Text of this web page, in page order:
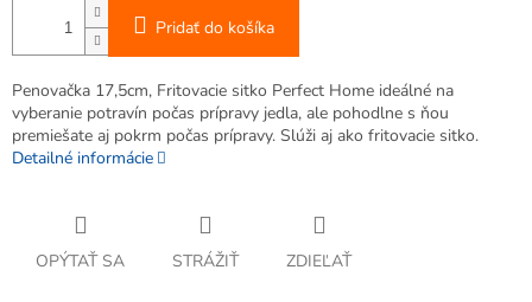
Pridať do košíka
Penovačka 17,5cm, Fritovacie sitko Perfect Home ideálné na
vyberanie potravín počas prípravy jedla, ale pohodlne s ňou
premiešate aj pokrm počas prípravy. Slúži aj ako fritovacie sitko.
Detailné informácie
OPÝTAŤ SA STRÁŽIŤ ZDIEĽAŤ